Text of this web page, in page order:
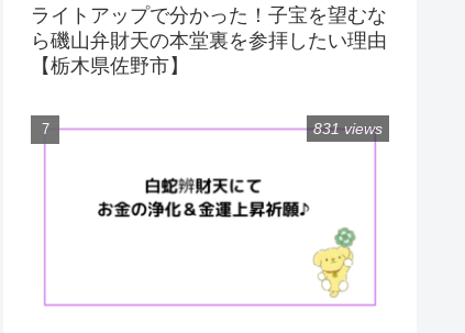
ライトアップで分かった！子宝を望むな
ら磯山弁財天の本堂裏を参拝したい理由
【栃木県佐野市】
831 views